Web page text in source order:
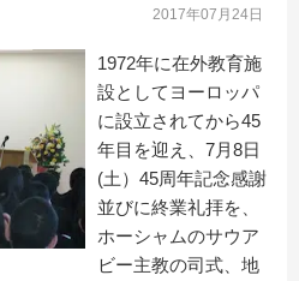
2017年07月24日
1972年に在外教育施
設としてヨーロッパ
に設立されてから45
年目を迎え、7月8日
(土）45周年記念感謝
並びに終業礼拝を、
ホーシャムのサウア
ビー主教の司式、地